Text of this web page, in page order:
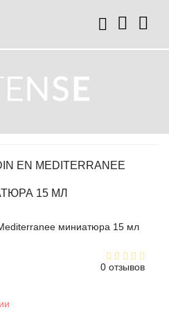
EN MEDITERRANEE
15 МЛ
0 отзывов